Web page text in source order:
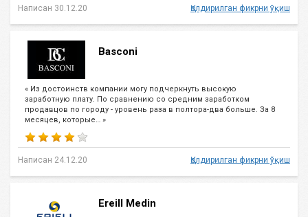
Написан 30.12.20 Қолдирилган фикрни ўқиш
Basconi
« Из достоинств компании могу подчеркнуть высокую
заработную плату. По сравнению со средним заработком
продавцов по городу - уровень раза в полтора-два больше. За 8
месяцев, которые… »
Написан 24.12.20 Қолдирилган фикрни ўқиш
Ereill Medin